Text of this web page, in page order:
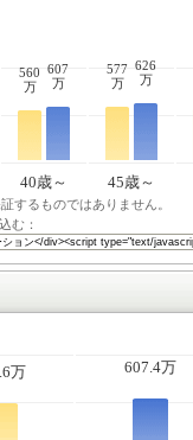
560
万
607
万
577
万
626
万
40歳～ 45歳～
するものではありません。
む：
万 607.4万